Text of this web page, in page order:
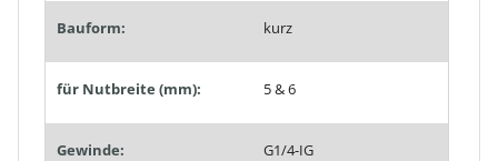
Bauform: kurz
für Nutbreite (mm): 5 & 6
Gewinde: G1/4-IG